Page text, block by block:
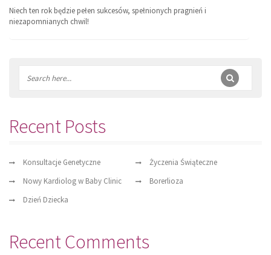
Niech ten rok będzie pełen sukcesów, spełnionych pragnień i
niezapomnianych chwil!
Recent Posts
Konsultacje Genetyczne
Życzenia Świąteczne
Nowy Kardiolog w Baby Clinic
Borerlioza
Dzień Dziecka
Recent Comments